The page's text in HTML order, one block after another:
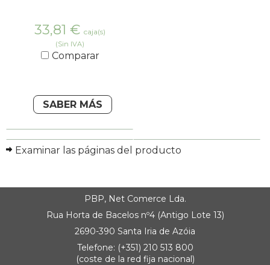
33,81 € caja(s)
(Sin IVA)
Comparar
SABER MÁS
Examinar las páginas del producto
PBP, Net Comerce Lda.
Rua Horta de Bacelos nº4 (Antigo Lote 13)
2690-390 Santa Iria de Azóia
Telefone: (+351) 210 513 800
(coste de la red fija nacional)